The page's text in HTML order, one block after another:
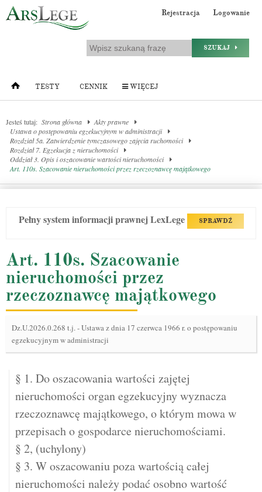
Rejestracja Logowanie
SZUKAJ
TESTY CENNIK WIĘCEJ
Jesteś tutaj: Strona główna
Akty prawne
Ustawa o postępowaniu egzekucyjnym w administracji
Rozdział 5a. Zatwierdzenie tymczasowego zajęcia ruchomości
Rozdział 7. Egzekucja z nieruchomości
Oddział 3. Opis i oszacowanie wartości nieruchomości
Art. 110s. Szacowanie nieruchomości przez rzeczoznawcę majątkowego
Pełny system informacji prawnej LexLege SPRAWDŹ
Art. 110s. Szacowanie
nieruchomości przez
rzeczoznawcę majątkowego
Dz.U.2026.0.268 t.j.-Ustawa z dnia 17 czerwca 1966 r. o postępowaniu
egzekucyjnym w administracji
§ 1. Do oszacowania wartości zajętej
nieruchomości organ egzekucyjny wyznacza
rzeczoznawcę majątkowego, o którym mowa w
przepisach o gospodarce nieruchomościami.
§ 2, (uchylony)
§ 3. W oszacowaniu poza wartością całej
nieruchomości należy podać osobno wartość